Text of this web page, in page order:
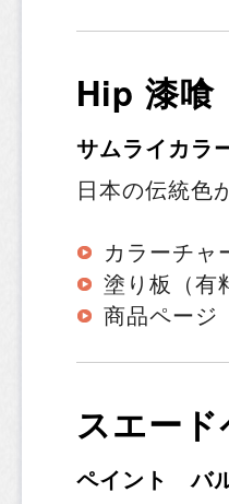
Hip 漆
サムライカラ
日本の伝統色
カラーチャ
塗り板（有
商品ページ
スエー
ペイント バ